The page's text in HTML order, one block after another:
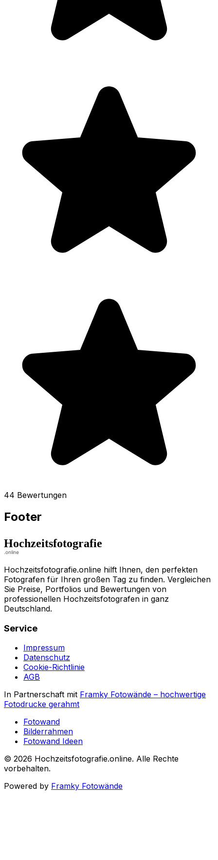
44 Bewertungen
Footer
Hochzeitsfotografie.online hilft Ihnen, den perfekten
Fotografen für Ihren großen Tag zu finden. Vergleichen
Sie Preise, Portfolios und Bewertungen von
professionellen Hochzeitsfotografen in ganz
Deutschland.
Service
Impressum
Datenschutz
Cookie-Richtlinie
AGB
In Partnerschaft mit Framky Fotowände – hochwertige
Fotodrucke gerahmt
Fotowand
Bilderrahmen
Fotowand Ideen
© 2026 Hochzeitsfotografie.online. Alle Rechte
vorbehalten.
Powered by Framky Fotowände